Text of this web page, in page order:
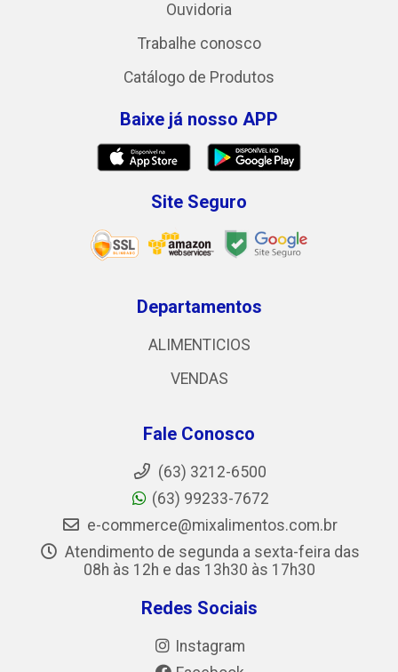
Ouvidoria
Trabalhe conosco
Catálogo de Produtos
Baixe já nosso APP
Site Seguro
Departamentos
ALIMENTICIOS
VENDAS
Fale Conosco
(63) 3212-6500
(63) 99233-7672
e-commerce@mixalimentos.com.br
Atendimento de segunda a sexta-feira das
08h às 12h e das 13h30 às 17h30
Redes Sociais
Instagram